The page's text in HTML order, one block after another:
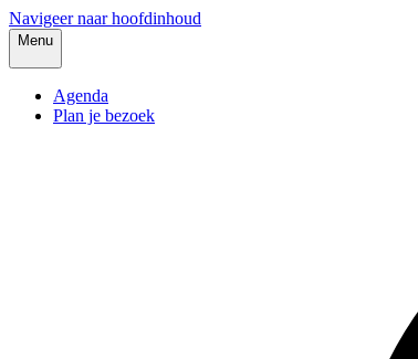
Navigeer naar hoofdinhoud
Menu
Agenda
Plan je bezoek